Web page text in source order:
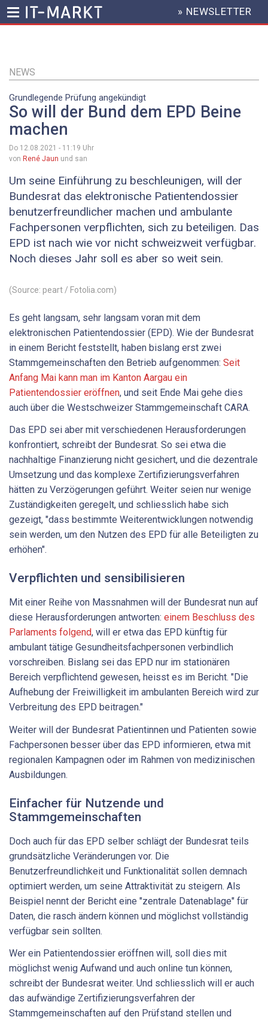
Inhalt
HEADER
MENU
» NEWSLETTER
NEWS
Grundlegende Prüfung angekündigt
So will der Bund dem EPD Beine
machen
Do 12.08.2021 - 11:19 Uhr
von René Jaun und san
Um seine Einführung zu beschleunigen, will der
Bundesrat das elektronische Patientendossier
benutzerfreundlicher machen und ambulante
Fachpersonen verpflichten, sich zu beteiligen. Das
EPD ist nach wie vor nicht schweizweit verfügbar.
Noch dieses Jahr soll es aber so weit sein.
(Source: peart / Fotolia.com)
Es geht langsam, sehr langsam voran mit dem
elektronischen Patientendossier (EPD). Wie der Bundesrat
in einem Bericht feststellt, haben bislang erst zwei
Stammgemeinschaften den Betrieb aufgenommen: Seit
Anfang Mai kann man im Kanton Aargau ein
Patientendossier eröffnen, und seit Ende Mai gehe dies
auch über die Westschweizer Stammgemeinschaft CARA.
Das EPD sei aber mit verschiedenen Herausforderungen
konfrontiert, schreibt der Bundesrat. So sei etwa die
nachhaltige Finanzierung nicht gesichert, und die dezentrale
Umsetzung und das komplexe Zertifizierungsverfahren
hätten zu Verzögerungen geführt. Weiter seien nur wenige
Zuständigkeiten geregelt, und schliesslich habe sich
gezeigt, "dass bestimmte Weiterentwicklungen notwendig
sein werden, um den Nutzen des EPD für alle Beteiligten zu
erhöhen".
Verpflichten und sensibilisieren
Mit einer Reihe von Massnahmen will der Bundesrat nun auf
diese Herausforderungen antworten: einem Beschluss des
Parlaments folgend, will er etwa das EPD künftig für
ambulant tätige Gesundheitsfachpersonen verbindlich
vorschreiben. Bislang sei das EPD nur im stationären
Bereich verpflichtend gewesen, heisst es im Bericht. "Die
Aufhebung der Freiwilligkeit im ambulanten Bereich wird zur
Verbreitung des EPD beitragen."
Weiter will der Bundesrat Patientinnen und Patienten sowie
Fachpersonen besser über das EPD informieren, etwa mit
regionalen Kampagnen oder im Rahmen von medizinischen
Ausbildungen.
Einfacher für Nutzende und
Stammgemeinschaften
Doch auch für das EPD selber schlägt der Bundesrat teils
grundsätzliche Veränderungen vor. Die
Benutzerfreundlichkeit und Funktionalität sollen demnach
optimiert werden, um seine Attraktivität zu steigern. Als
Beispiel nennt der Bericht eine "zentrale Datenablage" für
Daten, die rasch ändern können und möglichst vollständig
verfügbar sein sollten.
Wer ein Patientendossier eröffnen will, soll dies mit
möglichst wenig Aufwand und auch online tun können,
schreibt der Bundesrat weiter. Und schliesslich will er auch
das aufwändige Zertifizierungsverfahren der
Stammgemeinschaften auf den Prüfstand stellen und